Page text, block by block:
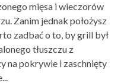
mięsa i wieczorów
Zanim jednak położysz
zadbać o to, by grill był
tłuszczu z
na pokrywie i zaschnięty